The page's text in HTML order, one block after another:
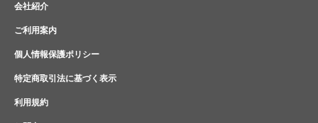
会社紹介
ご利用案内
個人情報保護ポリシー
特定商取引法に基づく表示
利用規約